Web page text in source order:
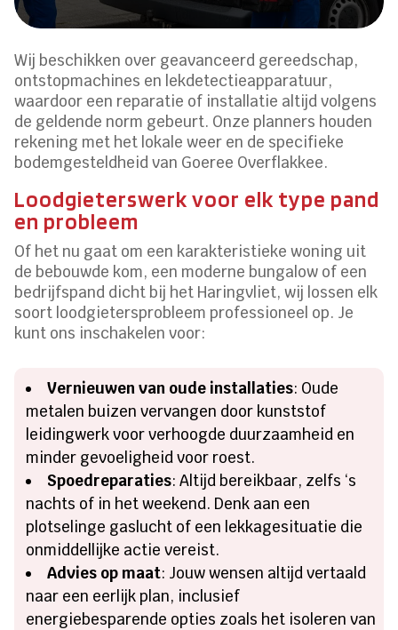
Wij beschikken over geavanceerd gereedschap,
ontstopmachines en lekdetectieapparatuur,
waardoor een reparatie of installatie altijd volgens
de geldende norm gebeurt. Onze planners houden
rekening met het lokale weer en de specifieke
bodemgesteldheid van Goeree Overflakkee.
Loodgieterswerk voor elk type pand
en probleem
Of het nu gaat om een karakteristieke woning uit
de bebouwde kom, een moderne bungalow of een
bedrijfspand dicht bij het Haringvliet, wij lossen elk
soort loodgietersprobleem professioneel op. Je
kunt ons inschakelen voor:
Vernieuwen van oude installaties: Oude
metalen buizen vervangen door kunststof
leidingwerk voor verhoogde duurzaamheid en
minder gevoeligheid voor roest.
Spoedreparaties: Altijd bereikbaar, zelfs ‘s
nachts of in het weekend. Denk aan een
plotselinge gaslucht of een lekkagesituatie die
onmiddellijke actie vereist.
Advies op maat: Jouw wensen altijd vertaald
naar een eerlijk plan, inclusief
energiebesparende opties zoals het isoleren van